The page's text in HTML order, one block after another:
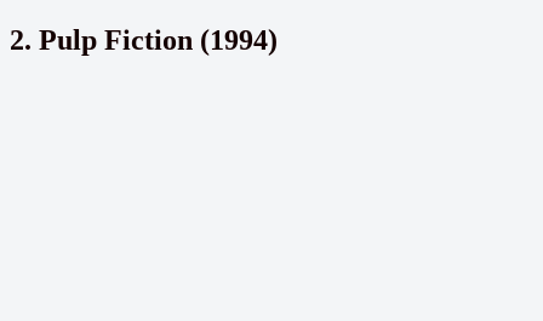
2. Pulp Fiction (1994)